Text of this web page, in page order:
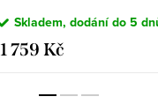
Skladem, dodání do 5
1 759 Kč